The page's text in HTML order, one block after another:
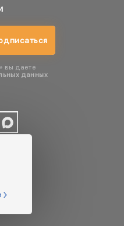
вы даете
данных